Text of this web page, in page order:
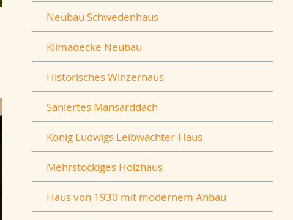
Neubau Schwedenhaus
Klimadecke Neubau
Historisches Winzerhaus
Saniertes Mansarddach
König Ludwigs Leibwächter-Haus
Mehrstöckiges Holzhaus
Haus von 1930 mit modernem Anbau